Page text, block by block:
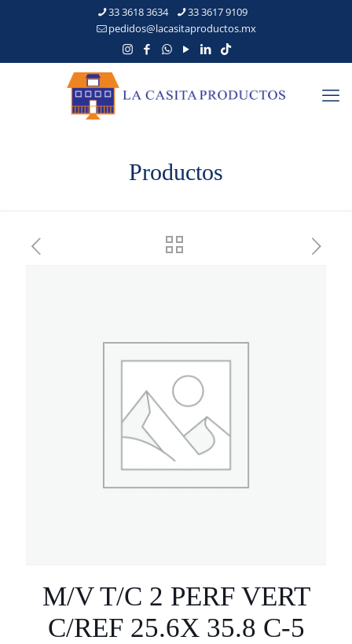
33 3618 3634
33 3617 9109
pedidos@lacasitaproductos.mx
Productos
M/V T/C 2 PERF VERT
C/REF 25.6X 35.8 C-5